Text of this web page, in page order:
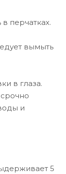
перчатках.
вымыть
в глаза.
и
5